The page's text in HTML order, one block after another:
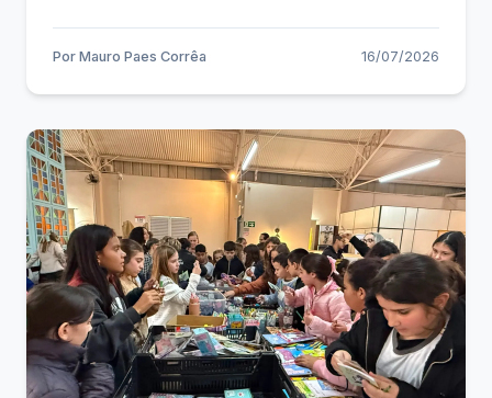
Por Mauro Paes Corrêa 16/07/2026